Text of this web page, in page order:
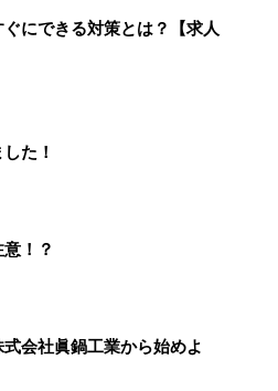
にできる対策とは？【求人
た！
！？
会社眞鍋工業から始めよ